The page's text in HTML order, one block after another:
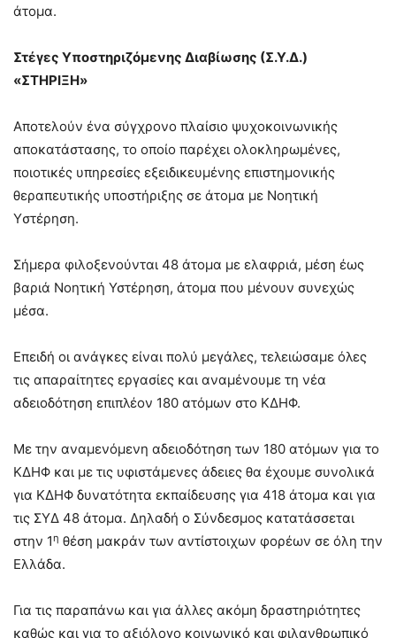
άτομα.
Στέγες Υποστηριζόμενης Διαβίωσης (Σ.Υ.Δ.)
«ΣΤΗΡΙΞΗ»
Αποτελούν ένα σύγχρονο πλαίσιο ψυχοκοινωνικής
αποκατάστασης, το οποίο παρέχει ολοκληρωμένες,
ποιοτικές υπηρεσίες εξειδικευμένης επιστημονικής
θεραπευτικής υποστήριξης σε άτομα με Nοητική
Yστέρηση.
Σήμερα φιλοξενούνται 48 άτομα με ελαφριά, μέση έως
βαριά Νοητική Υστέρηση, άτομα που μένουν συνεχώς
μέσα.
Επειδή οι ανάγκες είναι πολύ μεγάλες, τελειώσαμε όλες
τις απαραίτητες εργασίες και αναμένουμε τη νέα
αδειοδότηση επιπλέον 180 ατόμων στο ΚΔΗΦ.
Με την αναμενόμενη αδειοδότηση των 180 ατόμων για το
ΚΔΗΦ και με τις υφιστάμενες άδειες θα έχουμε συνολικά
για ΚΔΗΦ δυνατότητα εκπαίδευσης για 418 άτομα και για
τις ΣΥΔ 48 άτομα. Δηλαδή ο Σύνδεσμος κατατάσσεται
στην 1η θέση μακράν των αντίστοιχων φορέων σε όλη την
Ελλάδα.
Για τις παραπάνω και για άλλες ακόμη δραστηριότητες
καθώς και για το αξιόλογο κοινωνικό και φιλανθρωπικό